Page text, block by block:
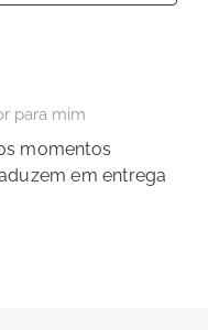
para mim
momentos
em entrega